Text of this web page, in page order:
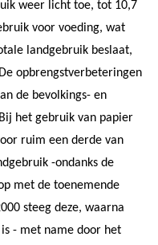
weer licht toe, tot 10,7
voor voeding, wat
landgebruik beslaat,
opbrengstverbeteringen
de bevolkings- en
het gebruik van papier
ruim een derde van
-ondanks de
met de toenemende
steeg deze, waarna
- met name door het